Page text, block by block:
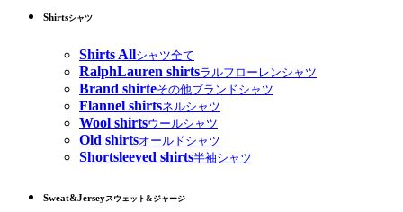
Shirtsシャツ
Shirts Allシャツ全て
RalphLauren shirtsラルフローレンシャツ
Brand shirteその他ブランドシャツ
Flannel shirtsネルシャツ
Wool shirtsウールシャツ
Old shirtsオールドシャツ
Shortsleeved shirts半袖シャツ
Sweat&Jerseyスウェット&ジャージ